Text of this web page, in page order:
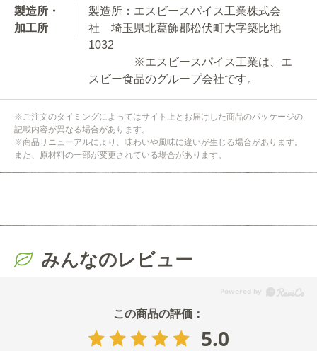
製造所・
加工所
製造所：エスビースパイス工業株式会
社 埼玉県北葛飾郡松伏町大字築比地
1032
※エスビースパイス工業は、エ
スビー食品のグループ会社です。
※ご注文のタイミングによってはサイト上とお届けした商品のパッケージの
記載内容が異なる場合があります。
※商品リニューアルにより、味わいや風味に違いが生じる場合があります。
また、原材料の一部が変更されている場合があります。
みんなのレビュー
5.0